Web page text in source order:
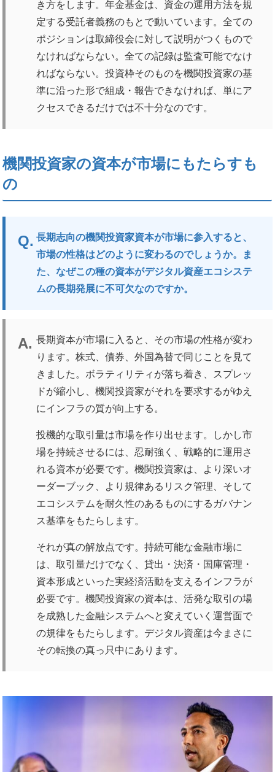
き方をします。年金基金は、資金の運用方法を規
定する受託者義務のもとで動いています。全ての
ポジションは取締役会に対して説明がつくもので
なければならない。全ての記録は監査可能でなけ
ればならない。投資枠そのものを機関投資家の基
準に沿った形で組成・報告できなければ、単にア
クセスできるだけでは不十分なのです。
機関投資家の資本が市場にもたらすも
の
長期志向の機関投資家資本が市場に参入すると、
市場の性格はどのように変わるのでしょうか。ま
た、なぜこの種の資本がデジタル資産エコシステ
ムの長期発展に不可欠なのですか。
長期資本が市場に入ると、その市場の性格が変わ
ります。株式、債券、外国為替で同じことを見て
きました。ボラティリティが落ち着き、スプレッ
ドが縮小し、機関投資家がそれを要求するがゆえ
にインフラの質が向上する。
投機的な取引量は市場を作り出せます。しかし市
場を持続させるには、忍耐強く、戦略的に運用さ
れる資本が必要です。機関投資家は、より深いオ
ーダーブック、より規律あるリスク管理、そして
エコシステムを耐久性のあるものにするガバナン
ス基準をもたらします。
それが真の解放点です。持続可能な金融市場に
は、取引量だけでなく、貸出・決済・国庫管理・
資本形成といった実経済活動を支えるインフラが
必要です。機関投資家の資本は、活発な取引の場
を成熟した金融システムへと変えていく運営面で
の規律をもたらします。デジタル資産は今まさに
その転換の真っ只中にあります。